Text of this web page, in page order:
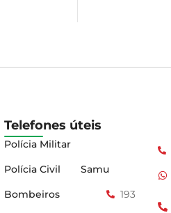
Telefones úteis
Polícia Militar
Polícia Civil
Samu
Bombeiros
193